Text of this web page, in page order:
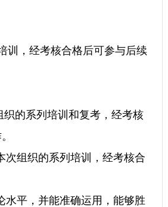
训，经考核合格后可参与后续
的系列培训和复考，经考核
次组织的系列培训，经考核合
水平，并能准确运用，能够胜